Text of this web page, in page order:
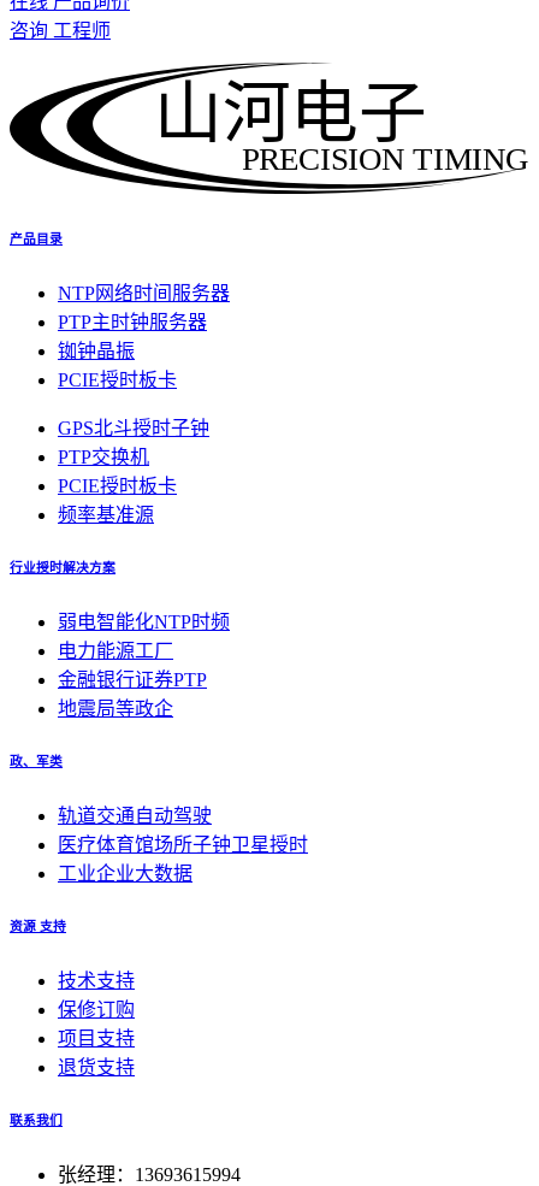
咨询 工程师
PRECISION TIMING
山河电子
产品目录
NTP网络时间服务器
PTP主时钟服务器
铷钟晶振
PCIE授时板卡
GPS北斗授时子钟
PTP交换机
PCIE授时板卡
频率基准源
行业授时解决方案
弱电智能化NTP时频
电力能源工厂
金融银行证券PTP
地震局等政企
政、军类
轨道交通自动驾驶
医疗体育馆场所子钟卫星授时
工业企业大数据
资源 支持
技术支持
保修订购
项目支持
退货支持
联系我们
张经理：13693615994